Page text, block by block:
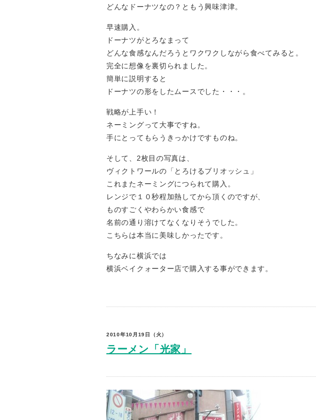
どんなドーナツなの？ともう興味津津。
早速購入。
ドーナツがとろなまって
どんな食感なんだろうとワクワクしながら食べてみると。
完全に想像を裏切られました。
簡単に説明すると
ドーナツの形をしたムースでした・・・。
戦略が上手い！
ネーミングって大事ですね。
手にとってもらうきっかけですものね。
そして、2枚目の写真は、
ヴィクトワールの「とろけるブリオッシュ」
これまたネーミングにつられて購入。
レンジで１０秒程加熱してから頂くのですが、
ものすごくやわらかい食感で
名前の通り溶けてなくなりそうでした。
こちらは本当に美味しかったです。
ちなみに横浜では
横浜ベイクォーター店で購入する事ができます。
2010年10月19日（火）
ラーメン「光家」